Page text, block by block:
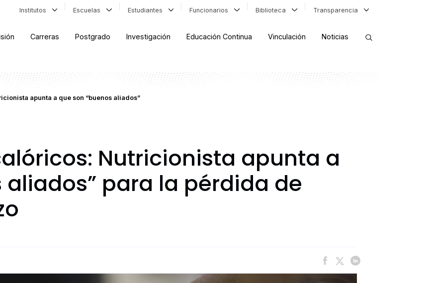
Institutos Escuelas Estudiantes Funcionarios Biblioteca Transparencia
Carreras Postgrado Investigación Educación Continua Vinculación Noticias
apunta a que son “buenos aliados”
Nutricionista apunta a
aliados” para la pérdida de